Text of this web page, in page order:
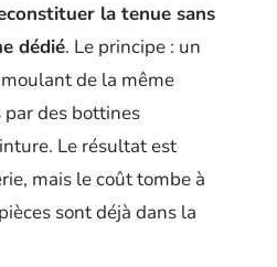
la tenue sans
dédié. Le principe : un
de la même
des bottines
Le résultat est
mais le coût tombe à
sont déjà dans la